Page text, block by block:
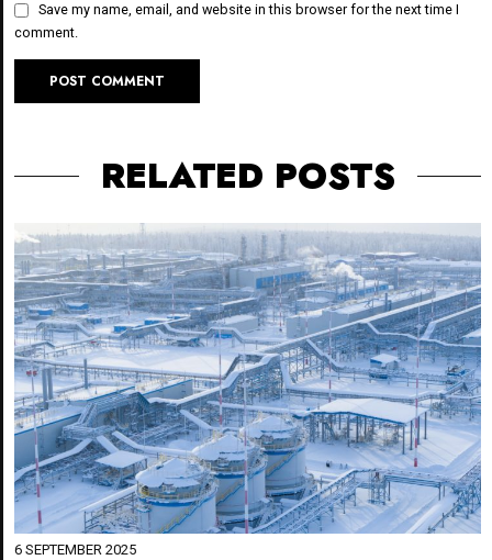
Save my name, email, and website in this browser for the next time I
comment.
RELATED POSTS
6 SEPTEMBER 2025